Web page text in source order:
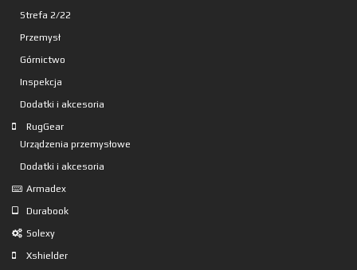
Strefa 2/22
Przemysł
Górnictwo
Inspekcja
Dodatki i akcesoria
RugGear
Urządzenia przemysłowe
Dodatki i akcesoria
Armadex
Durabook
Solexy
Xshielder